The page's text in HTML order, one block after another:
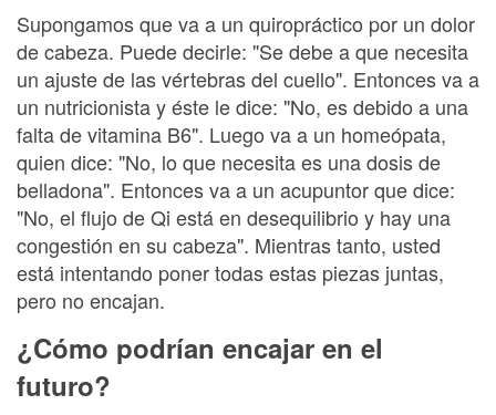
Supongamos que va a un quiropráctico por un dolor
de cabeza. Puede decirle: "Se debe a que necesita
un ajuste de las vértebras del cuello". Entonces va a
un nutricionista y éste le dice: "No, es debido a una
falta de vitamina B6". Luego va a un homeópata,
quien dice: "No, lo que necesita es una dosis de
belladona". Entonces va a un acupuntor que dice:
"No, el flujo de Qi está en desequilibrio y hay una
congestión en su cabeza". Mientras tanto, usted
está intentando poner todas estas piezas juntas,
pero no encajan.
¿Cómo podrían encajar en el
futuro?